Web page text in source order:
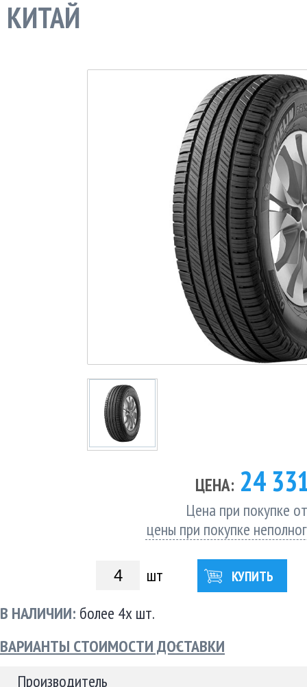
КИТАЙ
ЦЕНА: 24
Цена при покупке
цены при покупке
шт КУПИТЬ
В НАЛИЧИИ: более 4х шт.
ВАРИАНТЫ СТОИМОСТИ ДОСТАВКИ
Производитель